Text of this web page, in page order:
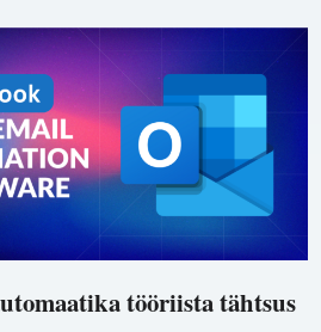
tööriista tähtsus